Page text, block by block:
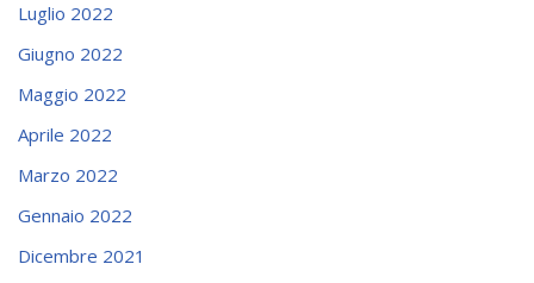
Luglio 2022
Giugno 2022
Maggio 2022
Aprile 2022
Marzo 2022
Gennaio 2022
Dicembre 2021